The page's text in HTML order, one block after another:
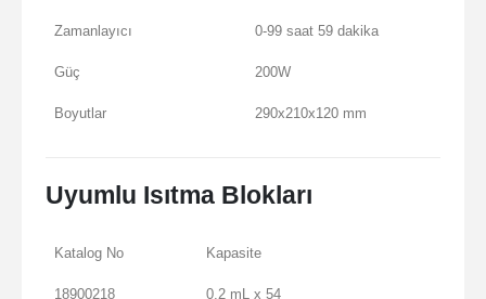
Zamanlayıcı 0-99 saat 59 dakika
Güç 200W
Boyutlar 290x210x120 mm
Uyumlu Isıtma Blokları
Katalog No Kapasite
18900218 0.2 mL x 54